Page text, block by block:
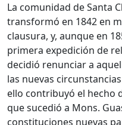
La comunidad de Santa
transformó en 1842 en
clausura, y, aunque en
primera expedición de
decidió renunciar a
las nuevas
ello contribuyó el hecho
que sucedió a Mons.
constituciones nuevas